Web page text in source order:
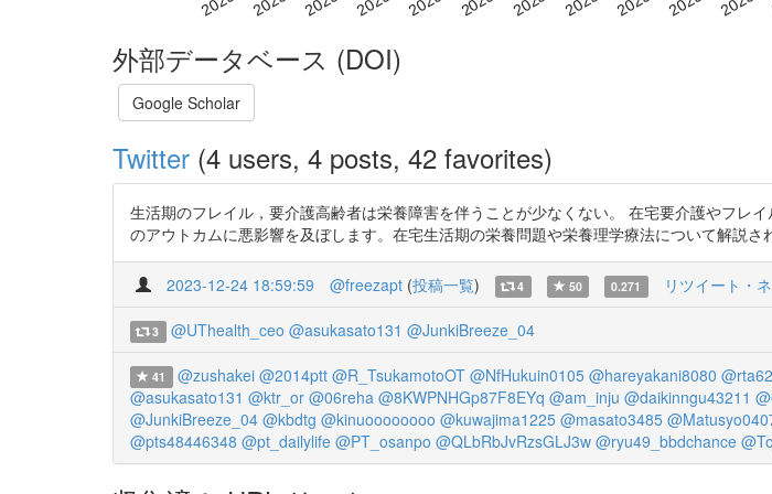
外部データベース (DOI)
Google Scholar
Twitter (4 users, 4 posts, 42 favorites)
生活期のフレイル，要介護高齢者は栄養障害を伴うことが少なくない。 在宅要介護やフレ
のアウトカムに悪影響を及ぼします。在宅生活期の栄養問題や栄養理学療法について解説
2023-12-24 18:59:59 @freezapt (投稿一覧) 4 50 0.271 リツイート・
3 @UThealth_ceo @asukasato131 @JunkiBreeze_04
41 @zushakei @2014ptt @R_TsukamotoOT @NfHukuin0105 @hareyakani8080
@asukasato131 @ktr_or @06reha @8KWPNHGp87F8EYq @am_inju @daikinngu43211
@JunkiBreeze_04 @kbdtg @kinuoooooooo @kuwajima1225 @masato3485
@pts48446348 @pt_dailylife @PT_osanpo @QLbRbJvRzsGLJ3w @ryu49_bbdchance